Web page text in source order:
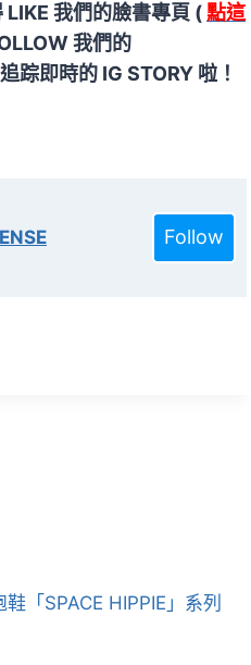
我們的臉書專頁 ( 點這
我們的
踪即時的 IG STORY 啦！
Follow